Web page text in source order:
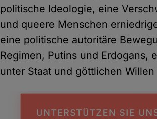
politische Ideologie, eine
und queere Menschen
eine politische autoritäre
Regimen, Putins und Erdogans,
unter Staat und göttlichen